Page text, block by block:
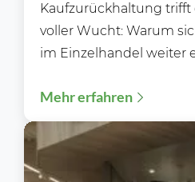
Kaufzurückhaltung
voller Wucht: Warum
im Einzelhandel weiter
unter Druck....
Mehr erfahren